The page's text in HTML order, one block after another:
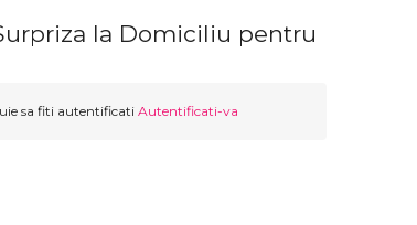
la Domiciliu pentru
sa fiti autentificati Autentificati-va